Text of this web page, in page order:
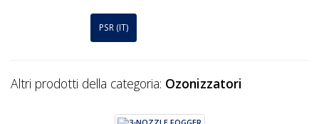
PSR (IT)
Altri prodotti della categoria: Ozonizzatori